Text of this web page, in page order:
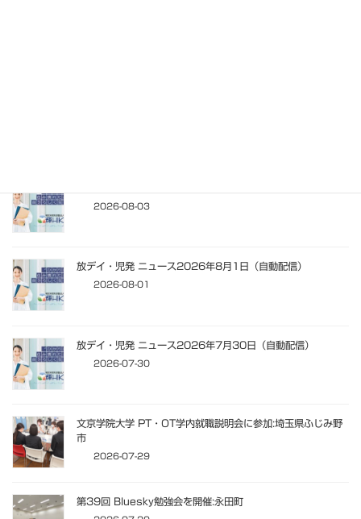
2026-08-03
放デイ・児発 ニュース2026年8月1日（自動配信）
2026-08-01
放デイ・児発 ニュース2026年7月30日（自動配信）
2026-07-30
文京学院大学 PT・OT学内就職説明会に参加:埼玉県ふじみ野
市
2026-07-29
第39回 Bluesky勉強会を開催:永田町